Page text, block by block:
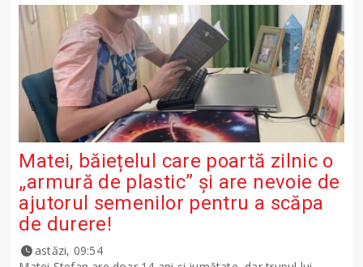
Matei, băiețelul care poartă zilnic o
„armură de plastic” și are nevoie de
ajutorul semenilor pentru a scăpa
de durere!
astăzi, 09:54